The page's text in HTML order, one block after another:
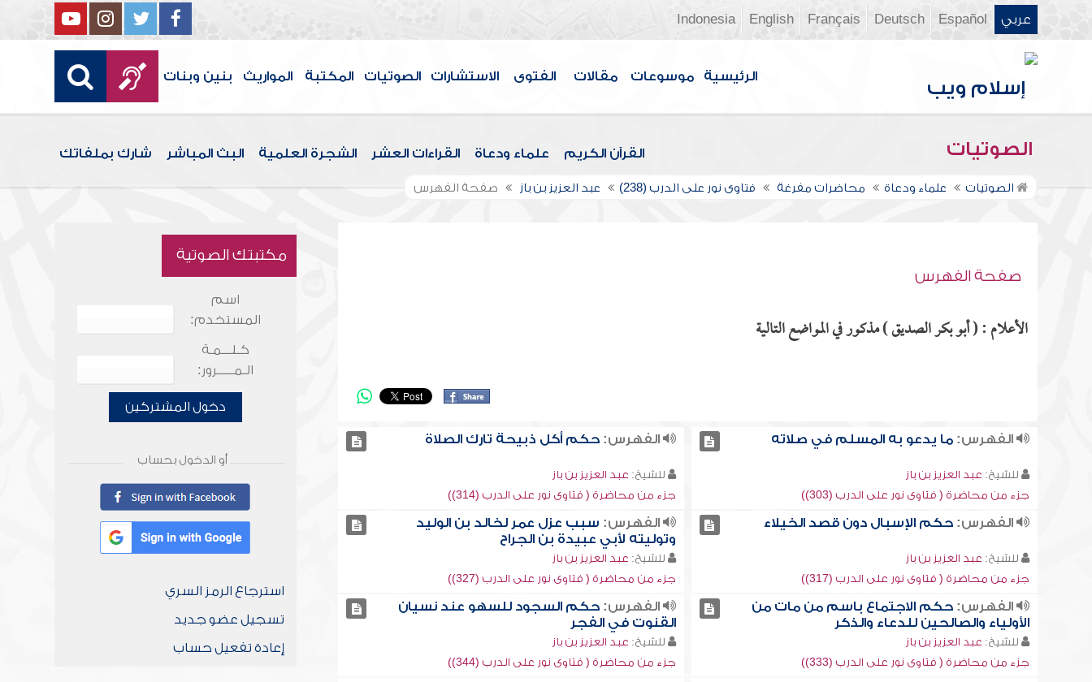
عربي Español
Deutsch
Français
English
Indonesia
الرئيسية موسوعات مقالات الفتوى الاستشارات الصوتيات المكتبة المواريث بنين وبنات
الصوتيات القرآن الكريم علماء ودعاة القراءات العشر الشجرة العلمية البث المباشر شارك بملفاتك
الصوتيات علماء ودعاة محاضرات مفرغة فتاوى نور على الدرب (238) عبد العزيز بن باز صفحة الفهرس
صفحة الفهرس
الأعلام : ( أبو بكر الصديق ) مذكور في المواضع التالية
الفهرس:ما يدعو به المسلم في صلاته
للشيخ: عبد العزيز بن باز
جزء من محاضرة ( فتاوى نور على الدرب (303))
الفهرس: حكم أكل ذبيحة تارك الصلاة
للشيخ: عبد العزيز بن باز
جزء من محاضرة ( فتاوى نور على الدرب (314))
الفهرس:حكم الإسبال دون قصد الخيلاء
للشيخ: عبد العزيز بن باز
جزء من محاضرة ( فتاوى نور على الدرب (317))
الفهرس: سبب عزل عمر لخالد بن الوليد
وتوليته لأبي عبيدة بن الجراح
للشيخ: عبد العزيز بن باز
جزء من محاضرة ( فتاوى نور على الدرب (327))
الفهرس:حكم الاجتماع باسم من مات من
الأولياء والصالحين للدعاء والذكر
للشيخ: عبد العزيز بن باز
جزء من محاضرة ( فتاوى نور على الدرب (333))
الفهرس: حكم السجود للسهو عند نسيان
القنوت في الفجر
للشيخ: عبد العزيز بن باز
جزء من محاضرة ( فتاوى نور على الدرب (344))
مكتبتك الصوتية
اسم
المستخدم:
كـلـــمـة
الـمـــــرور:
دخول المشتركين
أو الدخول بحساب
استرجاع الرمز السري
تسجيل عضو جديد
إعادة تفعيل حساب